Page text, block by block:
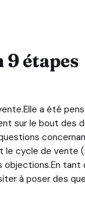
9 étapes
a été
sur le bout des
cycle de vente
tant
à poser des